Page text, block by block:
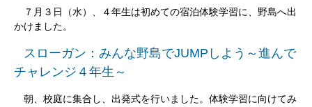
７月３日（水）、４年生は初めての宿泊体験学習に、野島へ出
かけました。
スローガン：みんな野島でJUMPしよう～進んで
チャレンジ４年生～
朝、校庭に集合し、出発式を行いました。体験学習に向けてみ